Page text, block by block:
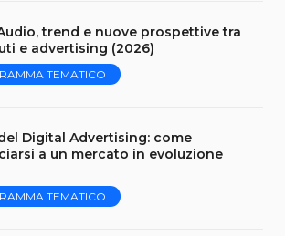
trend e nuove prospettive tra
e advertising (2026)
TEMATICO
Digital Advertising: come
a un mercato in evoluzione
TEMATICO